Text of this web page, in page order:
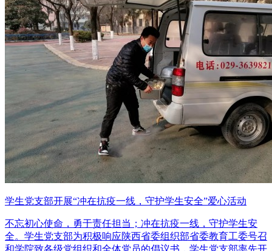
学生党支部开展“冲在抗疫一线，守护学生安全”爱心活动
不忘初心使命，勇于责任担当；冲在抗疫一线，守护学生安
全。学生党支部为积极响应陕西省委组织部省委教育工委号召
和学院致各级党组织和全体党员的倡议书，学生党支部率先开